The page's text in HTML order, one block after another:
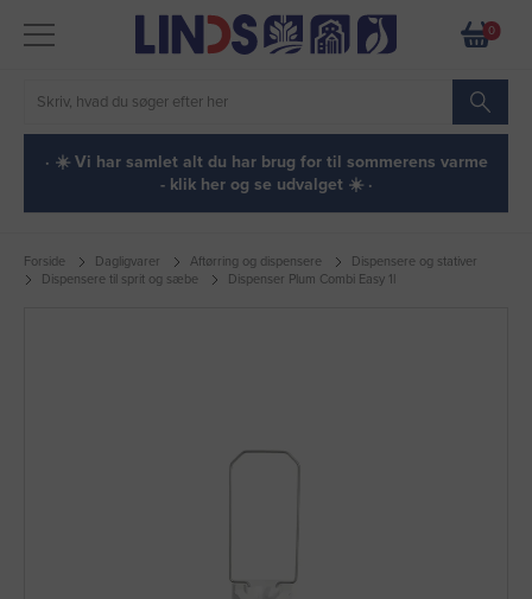
0
· ☀️ Vi har samlet alt du har brug for til sommerens varme
- klik her og se udvalget ☀️ ·
Forside Dagligvarer Aftørring og dispensere
Dispensere og stativer
Dispensere til sprit og sæbe
Dispenser Plum Combi Easy 1l